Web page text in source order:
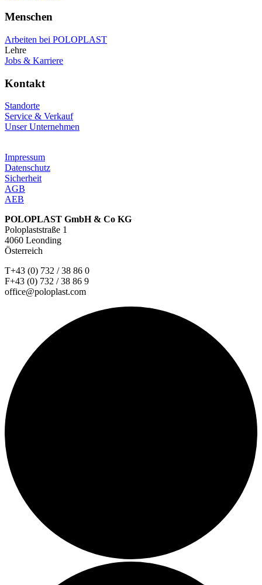
Menschen
Arbeiten bei POLOPLAST
Lehre
Jobs & Karriere
Kontakt
Standorte
Service & Verkauf
Unser Unternehmen
Impressum
Datenschutz
Sicherheit
AGB
AEB
POLOPLAST GmbH & Co KG
Poloplaststraße 1
4060 Leonding
Österreich
T+43 (0) 732 / 38 86 0
F+43 (0) 732 / 38 86 9
office@poloplast.com